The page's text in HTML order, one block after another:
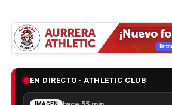
EN DIRECTO · ATHLETIC CLUB